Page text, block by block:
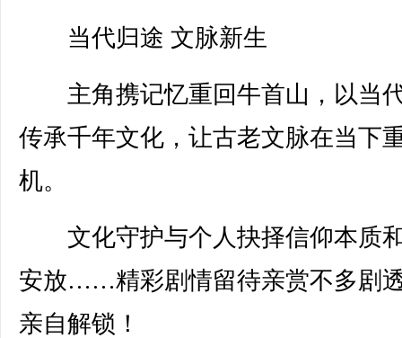
当代归途 文脉新生
主角携记忆重回牛首山，以当
传承千年文化，让古老文脉在当下
机。
文化守护与个人抉择信仰本质
安放……精彩剧情留待亲赏不多剧
亲自解锁！